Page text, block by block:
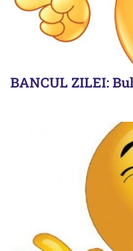
BANCUL ZILEI: